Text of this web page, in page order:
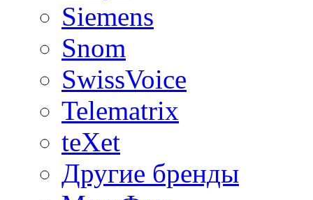
Siemens
Snom
SwissVoice
Telematrix
teXet
Другие бренды